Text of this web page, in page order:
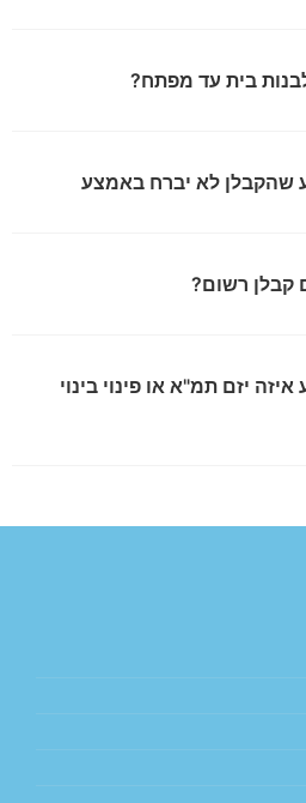
בית עד מפתח?
שהקבלן לא יברח באמצע
קבלן רשום?
יזם תמ"א או פינוי בינוי